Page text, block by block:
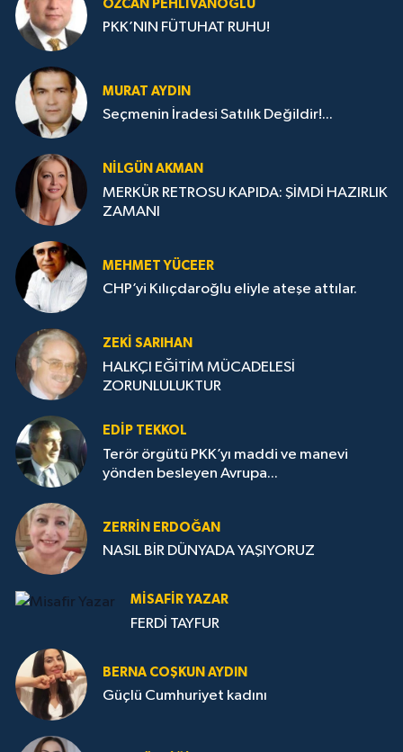
ÖZCAN PEHLIVANOĞLU
PKK’NIN FÜTUHAT RUHU!
MURAT AYDIN
Seçmenin İradesi Satılık Değildir!...
NILGÜN AKMAN
MERKÜR RETROSU KAPIDA: ŞİMDİ HAZIRLIK
ZAMANI
MEHMET YÜCEER
CHP’yi Kılıçdaroğlu eliyle ateşe attılar.
ZEKI SARIHAN
HALKÇI EĞİTİM MÜCADELESİ
ZORUNLULUKTUR
EDIP TEKKOL
Terör örgütü PKK’yı maddi ve manevi
yönden besleyen Avrupa...
ZERRIN ERDOĞAN
NASIL BİR DÜNYADA YAŞIYORUZ
MISAFIR YAZAR
FERDİ TAYFUR
BERNA COŞKUN AYDIN
Güçlü Cumhuriyet kadını